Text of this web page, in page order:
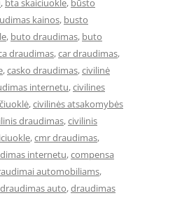
, bta skaiciuokle, būsto
kainos, busto
, buto draudimas, buto
draudimas,car draudimas,
,casko draudimas,civilinė
internetu,civilines
,civilinės atsakomybės
draudimas,civilinis
,cmr draudimas,
internetu,compensa
automobiliams,
draudimas auto,draudimas